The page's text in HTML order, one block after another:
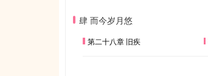
肆 而今岁月悠
第二十八章 旧疾